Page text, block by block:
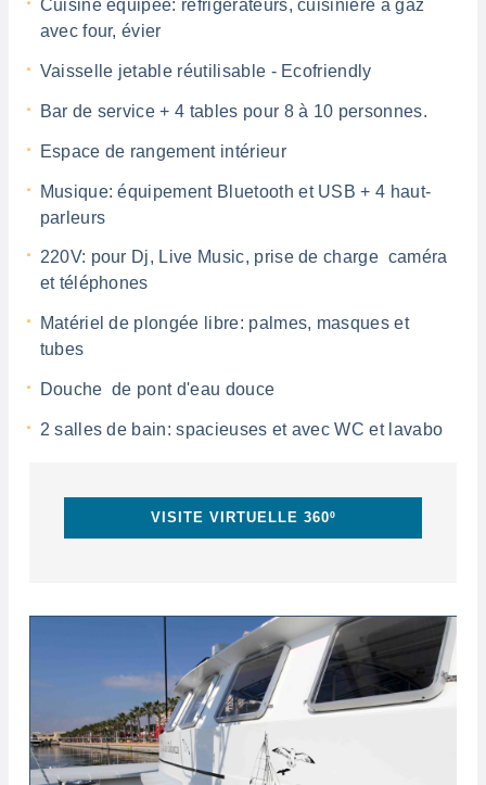
Cuisine équipée: réfrigérateurs, cuisinière à gaz
avec four, évier
Vaisselle jetable réutilisable - Ecofriendly
Bar de service + 4 tables pour 8 à 10 personnes.
Espace de rangement intérieur
Musique: équipement Bluetooth et USB + 4 haut-
parleurs
220V: pour Dj, Live Music, prise de charge caméra
et téléphones
Matériel de plongée libre: palmes, masques et
tubes
Douche de pont d'eau douce
2 salles de bain: spacieuses et avec WC et lavabo
VISITE VIRTUELLE 360º